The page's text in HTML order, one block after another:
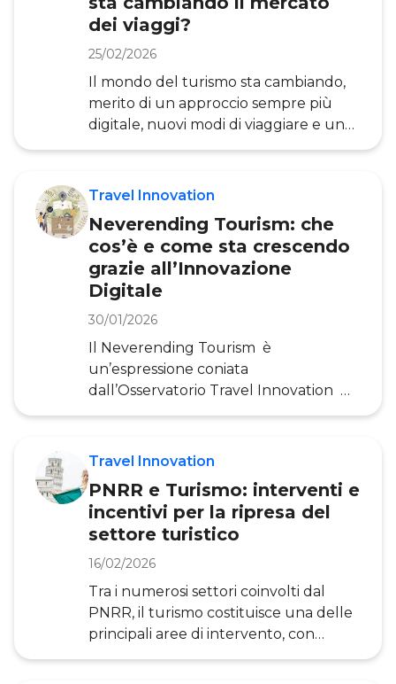
il modo di lavorare, ma dall’altra sta
anche cambiando il concetto di
turismo tradizionale e il modo di
essere turisti. I viaggi non son
dei viaggi?
25/02/2026
Il mondo del turismo sta cambiando,
merito di un approccio sempre più
digitale, nuovi modi di viaggiare e un
maggiore focus sulla sostenibilità
livello italiano e internazionale, che
domanda e l’offerta, anche in seguito
alla pandemia. In questo articolo
approfondiamo le cinque principali
tendenze nel settore turismo che
stanno segnando il mondo dei viaggi e
come le aziende stiano traendo valore
dal cambiamento. La
Travel Innovation
Neverending Tourism: che
cos’è e come sta crescendo
grazie all’Innovazione
Digitale
30/01/2026
Il Neverending Tourism è
un’espressione coniata
dall’Osservatorio Travel Innovation
del Politecnico di Milano per indicare
turistica, grazie all’utilizzo di strumenti
la pandemia ha indotto nei
consumatori. Ma il Neverending
Tourism rappresenta realmente un
turismo “senza fine”? In questo
articolo, a cura dell’Osservatorio,
approfon
Travel Innovation
PNRR e Turismo: interventi e
incentivi per la ripresa del
settore turistico
16/02/2026
Tra i numerosi settori coinvolti dal
PNRR, il turismo costituisce una delle
principali aree di intervento, con
investimenti per migliorare le